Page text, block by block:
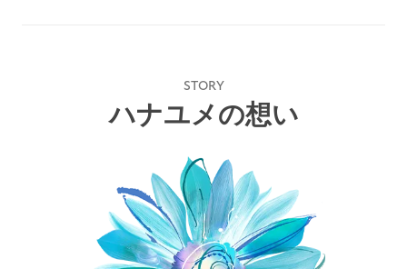
STORY
ハナユメの想い